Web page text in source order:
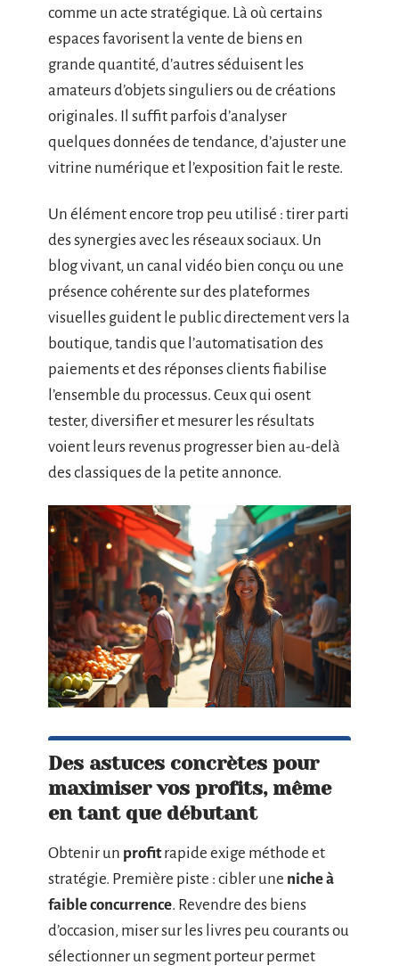
comme un acte stratégique. Là où certains
espaces favorisent la vente de biens en
grande quantité, d’autres séduisent les
amateurs d’objets singuliers ou de créations
originales. Il suffit parfois d’analyser
quelques données de tendance, d’ajuster une
vitrine numérique et l’exposition fait le reste.
Un élément encore trop peu utilisé : tirer parti
des synergies avec les réseaux sociaux. Un
blog vivant, un canal vidéo bien conçu ou une
présence cohérente sur des plateformes
visuelles guident le public directement vers la
boutique, tandis que l’automatisation des
paiements et des réponses clients fiabilise
l’ensemble du processus. Ceux qui osent
tester, diversifier et mesurer les résultats
voient leurs revenus progresser bien au-delà
des classiques de la petite annonce.
Des astuces concrètes pour
maximiser vos profits, même
en tant que débutant
Obtenir un profitrapide exige méthode et
stratégie. Première piste : cibler une niche à
faible concurrence. Revendre des biens
d’occasion, miser sur les livres peu courants ou
sélectionner un segment porteur permet